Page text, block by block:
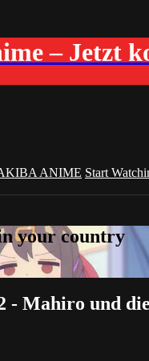
– Jetzt
ANIME Start
your country
- Mahiro und